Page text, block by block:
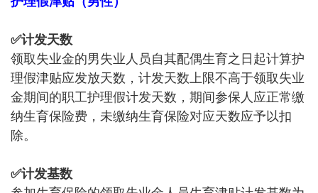
✅计发天数
领取失业金的男失业人员自其配偶生育之日起计算护
理假津贴应发放天数，计发天数上限不高于领取失业
金期间的职工护理假计发天数，期间参保人应正常缴
纳生育保险费，未缴纳生育保险对应天数应予以扣
除。
✅计发基数